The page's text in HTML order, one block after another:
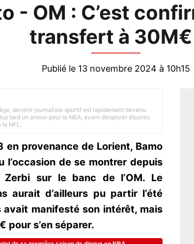
- OM : C’est
transfert à 30M€
Publié le 13 novembre 2024 à 10h15
devenir journaliste sportif est rapidement devenu
tard un amour pour la NBA, avant d’explorer d’autres
la NFL.
en provenance de Lorient, Bamo
l’occasion de se montrer depuis
Zerbi sur le banc de l’OM. Le
aurait d’ailleurs pu partir l’été
avait manifesté son intérêt, mais
pour s’en séparer.